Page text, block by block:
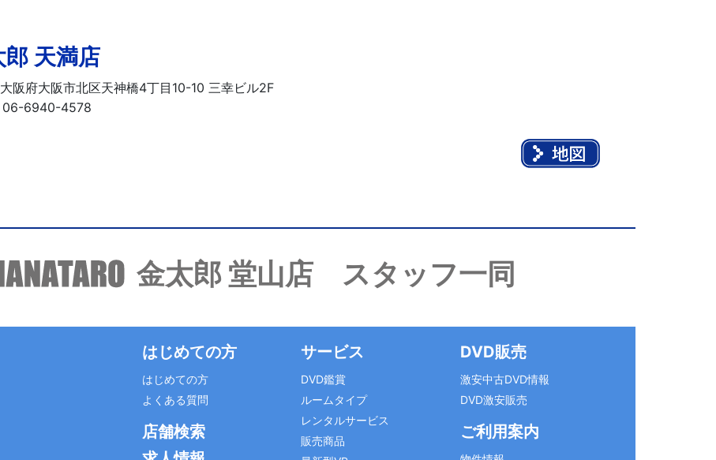
郎 天満店
阪府大阪市北区天神橋4丁目10-10 三幸ビル2F
06-6940-4578
金太郎 堂山店 スタッフ一同
はじめての方
はじめての方
よくある質問
店舗検索
サービス
DVD鑑賞
ルームタイプ
レンタルサービス
販売商品
DVD販売
激安中古DVD情報
DVD激安販売
ご利用案内